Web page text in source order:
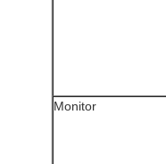
Monitor